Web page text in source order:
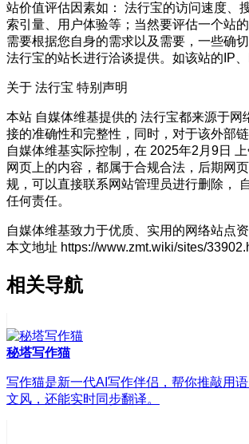
站价值评估因素如： 法行宝的访问速度、
索引量、用户体验等；当然要评估一个站
需要根据您自身的需求以及需要，一些确
法行宝的站长进行洽谈提供。如该站的IP、
关于 法行宝 特别声明
本站 自媒体维基提供的 法行宝都来源于网
接的准确性和完整性，同时，对于该外部
自媒体维基实际控制，在 2025年2月9日
网页上的内容，都属于合规合法，后期网
规，可以直接联系网站管理员进行删除，
任何责任。
自媒体维基致力于优质、实用的网络站点
本文地址 https://www.zmt.wiki/sites/
相关导航
秘塔写作猫
写作猫是新一代AI写作伴侣，帮你推敲用
文风，还能实时同步翻译。